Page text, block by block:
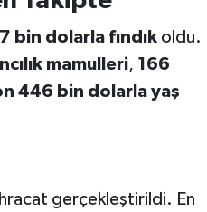
bin dolarla fındıkoldu.
mamulleri, 166
446 bin dolarla yaş
gerçekleştirildi. En